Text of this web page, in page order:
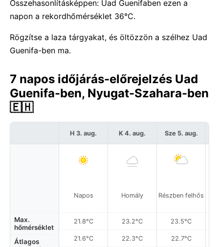
Összehasonlításképpen: Uad Guenifaben ezen a
napon a rekordhőmérséklet 36°C.
Rögzítse a laza tárgyakat, és öltözzön a szélhez Uad
Guenifa-ben ma.
7 napos időjárás-előrejelzés Uad
Guenifa-ben, Nyugat-Szahara-ben
🇪🇭
Max.
hőmérséklet
Átlagos
H 3. aug.
Napos
21.8°C
21.6°C
K 4. aug.
Homály
23.2°C
22.3°C
Sze 5. aug.
Részben felhős
23.5°C
22.7°C